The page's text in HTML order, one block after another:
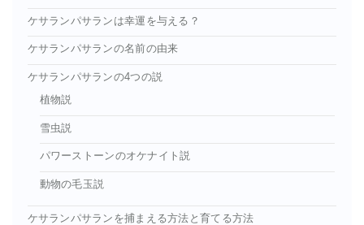
ケサランパサランは幸運を与える？
ケサランパサランの名前の由来
ケサランパサランの4つの説
植物説
雪虫説
パワーストーンのオケナイト説
動物の毛玉説
ケサランパサランを捕まえる方法と育てる方法